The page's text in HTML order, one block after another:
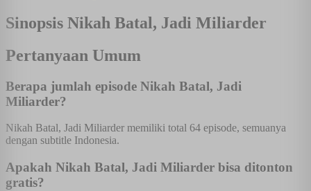
Sinopsis Nikah Batal, Jadi Miliarder
Pertanyaan Umum
Berapa jumlah episode Nikah Batal, Jadi
Miliarder?
Nikah Batal, Jadi Miliarder memiliki total 64 episode, semuanya
dengan subtitle Indonesia.
Apakah Nikah Batal, Jadi Miliarder bisa ditonton
gratis?